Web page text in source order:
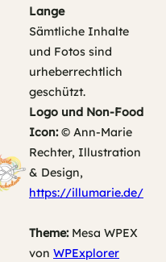
Lange
Sämtliche Inhalte
und Fotos sind
urheberrechtlich
geschützt.
Logo und Non-Food
Icon:© Ann-Marie
Rechter, Illustration
& Design,
https://illumarie.de/
Theme:Mesa WPEX
von WPExplorer